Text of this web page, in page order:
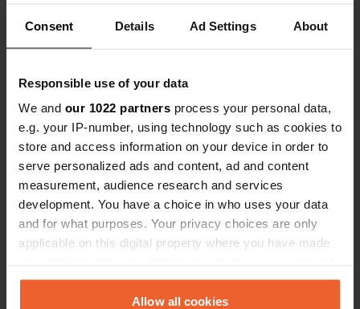
Consent Details Ad Settings About
Responsible use of your data
We and our 1022 partners process your personal data,
e.g. your IP-number, using technology such as cookies to
store and access information on your device in order to
serve personalized ads and content, ad and content
measurement, audience research and services
development. You have a choice in who uses your data
and for what purposes. Your privacy choices are only
applicable on this digital property where you have made
any time from the Cookie Declaration or by clicking on
the Privacy trigger icon.Allow all cookies
61.6983305 6.8160177
Copie
156111
Passer àPRO+
pour toutes les coordonnées PRO+
Carte
Afficher sur la carte
Numéro de téléphone
Appelez l'emplacement Copie